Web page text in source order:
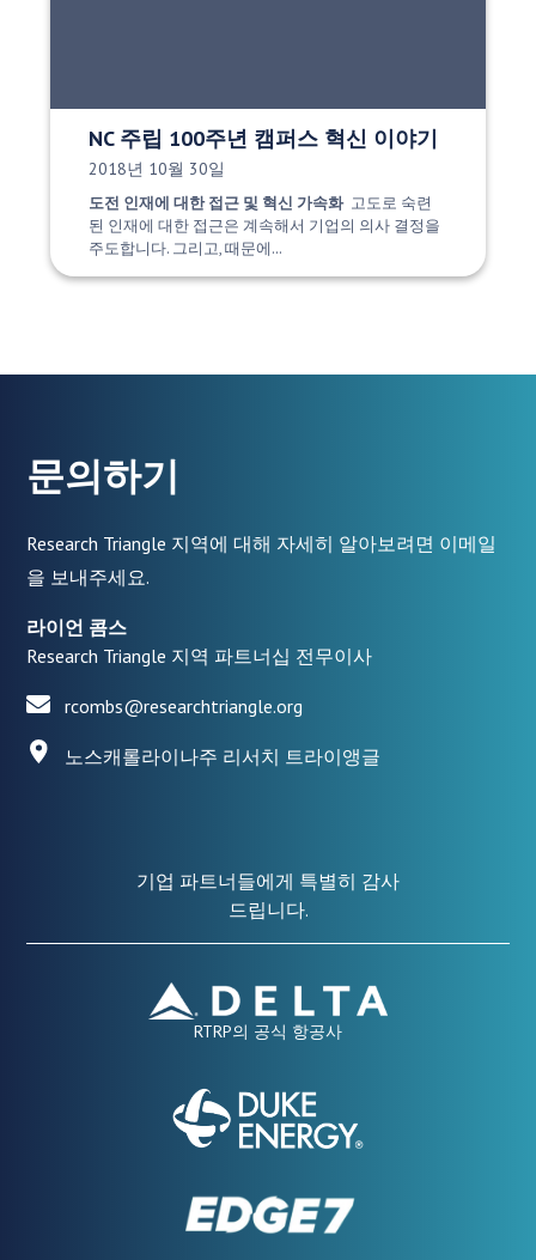
NC 주립 100주년 캠퍼스 혁신 이야기
게시 날짜:
2018년 10월 30일
도전 인재에 대한 접근 및 혁신 가속화 고도로 숙련
된 인재에 대한 접근은 계속해서 기업의 의사 결정을
주도합니다. 그리고, 때문에…
문의하기
Research Triangle 지역에 대해 자세히 알아보려면 이메일
을 보내주세요.
라이언 콤스
Research Triangle 지역 파트너십 전무이사
rcombs@researchtriangle.org
노스캐롤라이나주 리서치 트라이앵글
기업 파트너들에게 특별히 감사
드립니다.
RTRP의 공식 항공사